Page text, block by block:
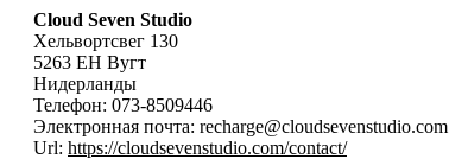
Cloud Seven Studio
Хельвортсвег 130
5263 EH Вугт
Нидерланды
Телефон: 073-8509446
Электронная почта: recharge@cloudsevenstudio.com
Url: https://cloudsevenstudio.com/contact/